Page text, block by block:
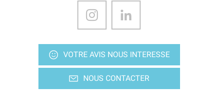
VOTRE AVIS NOUS INTERESSE
NOUS CONTACTER